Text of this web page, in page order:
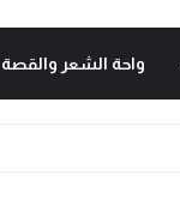
واحة الشعر والقصة